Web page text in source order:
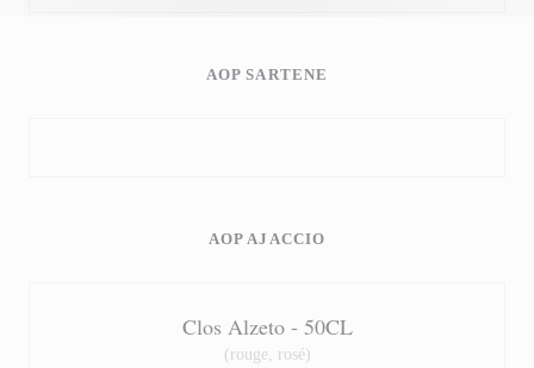
AOP SARTENE
AOP AJACCIO
Clos Alzeto - 50CL
(rouge, rosé)